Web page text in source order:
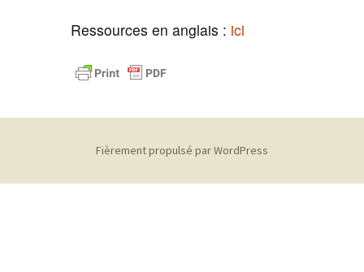
Ressources en anglais : ici
Fièrement propulsé par WordPress